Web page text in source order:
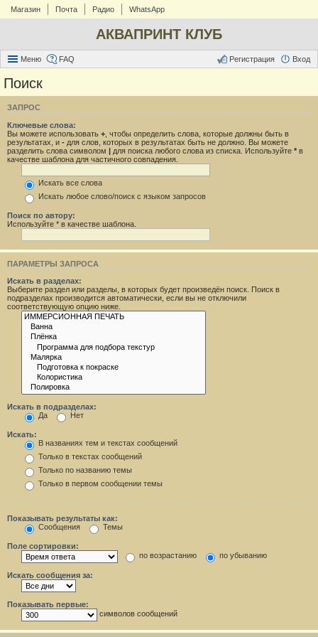
Магазин Почта Радио WhatsApp
АКВАПРИНТ КЛУБ
Меню FAQ Вход
Регистрация
Поиск
ЗАПРОС
Ключевые слова:
Вы можете использовать + , чтобы определить слова, которые должны быть в
результатах, и - для слов, которых в результатах быть не должно. Вы можете
разделить слова символом | для поиска любого слова из списка. Используйте * в
качестве шаблона для частичного совпадения.
Искать все слова
Искать любое слово/поиск с языком запросов
Поиск по автору:
Используйте * в качестве шаблона.
ПАРАМЕТРЫ ЗАПРОСА
Искать в разделах:
Выберите раздел или разделы, в которых будет произведён поиск. Поиск в
подразделах производится автоматически, если вы не отключили
соответствующую опцию ниже.
Искать в подразделах:
Да
Нет
Искать:
В названиях тем и текстах сообщений
Только в текстах сообщений
Только по названию темы
Только в первом сообщении темы
Показывать результаты как:
Сообщения
Темы
Поле сортировки:
по возрастанию
по убыванию
Искать сообщения за:
Показывать первые:
символов сообщений